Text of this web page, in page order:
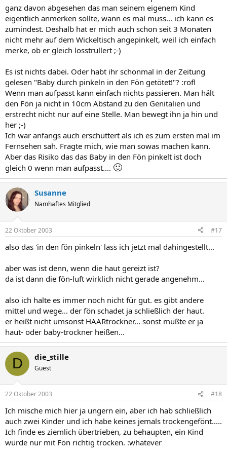
ganz davon abgesehen das man seinem eigenem Kind
eigentlich anmerken sollte, wann es mal muss... ich kann es
zumindest. Deshalb hat er mich auch schon seit 3 Monaten
nicht mehr auf dem Wickeltisch angepinkelt, weil ich einfach
merke, ob er gleich losstrullert ;-)
Es ist nichts dabei. Oder habt ihr schonmal in der Zeitung
gelesen "Baby durch pinkeln in den Fön getötet!"? :rofl
Wenn man aufpasst kann einfach nichts passieren. Man hält
den Fön ja nicht in 10cm Abstand zu den Genitalien und
erstrecht nicht nur auf eine Stelle. Man bewegt ihn ja hin und
her ;-)
Ich war anfangs auch erschüttert als ich es zum ersten mal im
Fernsehen sah. Fragte mich, wie man sowas machen kann.
Aber das Risiko das das Baby in den Fön pinkelt ist doch
gleich 0 wenn man aufpasst.... 🙂
Susanne
Namhaftes Mitglied
22 Oktober 2003 #17
also das 'in den fön pinkeln' lass ich jetzt mal dahingestellt...
aber was ist denn, wenn die haut gereizt ist?
da ist dann die fön-luft wirklich nicht gerade angenehm...
also ich halte es immer noch nicht für gut. es gibt andere
mittel und wege... der fön schadet ja schließlich der haut.
er heißt nicht umsonst HAARtrockner... sonst müßte er ja
haut- oder baby-trockner heißen...
D die_stille
Guest
22 Oktober 2003 #18
Ich mische mich hier ja ungern ein, aber ich hab schließlich
auch zwei Kinder und ich habe keines jemals trockengefönt.....
Ich finde es ziemlich übertrieben, zu behaupten, ein Kind
würde nur mit Fön richtig trocken. :whatever